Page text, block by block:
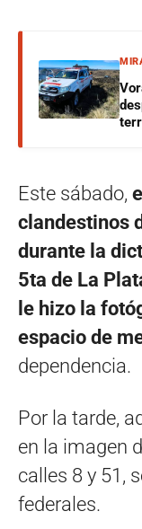
Este sábado,
clandestinos
durante la
5ta de La
le hizo la
espacio de
dependencia.
Por la tarde,
en la imagen
calles 8 y 51,
federales.